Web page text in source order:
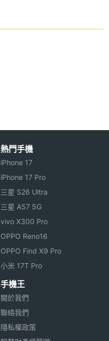
熱門手機
iPhone 17
iPhone 17 Pro
三星 S26 Ultra
三星 A57 5G
vivo X300 Pro
OPPO Reno16
OPPO Find X9 Pro
小米 17T Pro
手機王
關於我們
聯絡我們
隱私權政策